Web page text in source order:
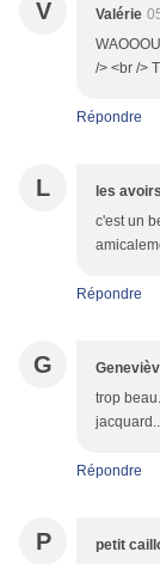
V Valérie
/> <br />
Répondre
L les
c'est un
Répondre
G
trop
Répondre
P petit